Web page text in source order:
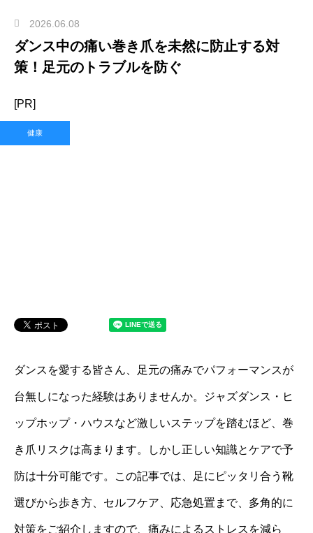
2026.06.08
ダンス中の痛い巻き爪を未然に防止する対
策！足元のトラブルを防ぐ
[PR]
健康
ダンスを愛する皆さん、足元の痛みでパフォーマンスが
台無しになった経験はありませんか。ジャズダンス・ヒ
ップホップ・ハウスなど激しいステップを踏むほど、巻
き爪リスクは高まります。しかし正しい知識とケアで予
防は十分可能です。この記事では、足にピッタリ合う靴
選びから歩き方、セルフケア、応急処置まで、多角的に
対策をご紹介しますので、痛みによるストレスを減ら